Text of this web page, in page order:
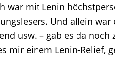
war mit Lenin
Und allein
usw. – gab es da noch
einem Lenin-Relief,